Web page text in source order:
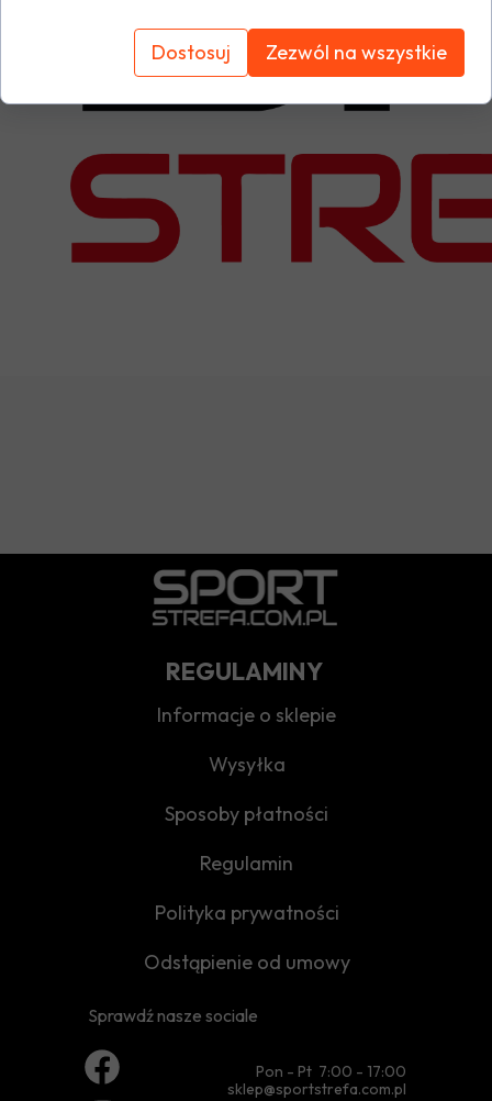
Pon - Pt 7:00 - 17:00
sklep@sportstrefa.com.pl
Sprawdź nasze sociale
REGULAMINY
Odstąpienie od umowy
Polityka prywatności
Regulamin
Sposoby płatności
Wysyłka
Informacje o sklepie
Dostosuj Zezwól na wszystkie